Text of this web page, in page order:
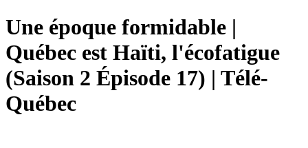
Une époque formidable |
Québec est Haïti, l'écofatigue
(Saison 2 Épisode 17) | Télé-
Québec